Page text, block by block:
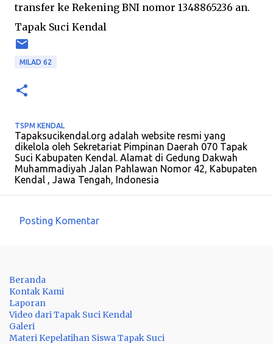
transfer ke Rekening BNI nomor 1348865236 an.
Tapak Suci Kendal
MILAD 62
TSPM KENDAL
Tapaksucikendal.org adalah website resmi yang
dikelola oleh Sekretariat Pimpinan Daerah 070 Tapak
Suci Kabupaten Kendal. Alamat di Gedung Dakwah
Muhammadiyah Jalan Pahlawan Nomor 42, Kabupaten
Kendal , Jawa Tengah, Indonesia
e
n
t
a
Posting Komentar
Beranda
Kontak Kami
Laporan
Video dari Tapak Suci Kendal
Galeri
Materi Kepelatihan Siswa Tapak Suci